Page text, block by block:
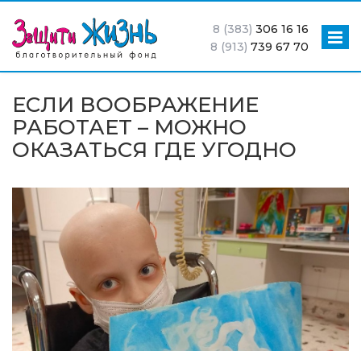
8 (383) 306 16 16
8 (913) 739 67 70
ЕСЛИ ВООБРАЖЕНИЕ
РАБОТАЕТ – МОЖНО
ОКАЗАТЬСЯ ГДЕ УГОДНО